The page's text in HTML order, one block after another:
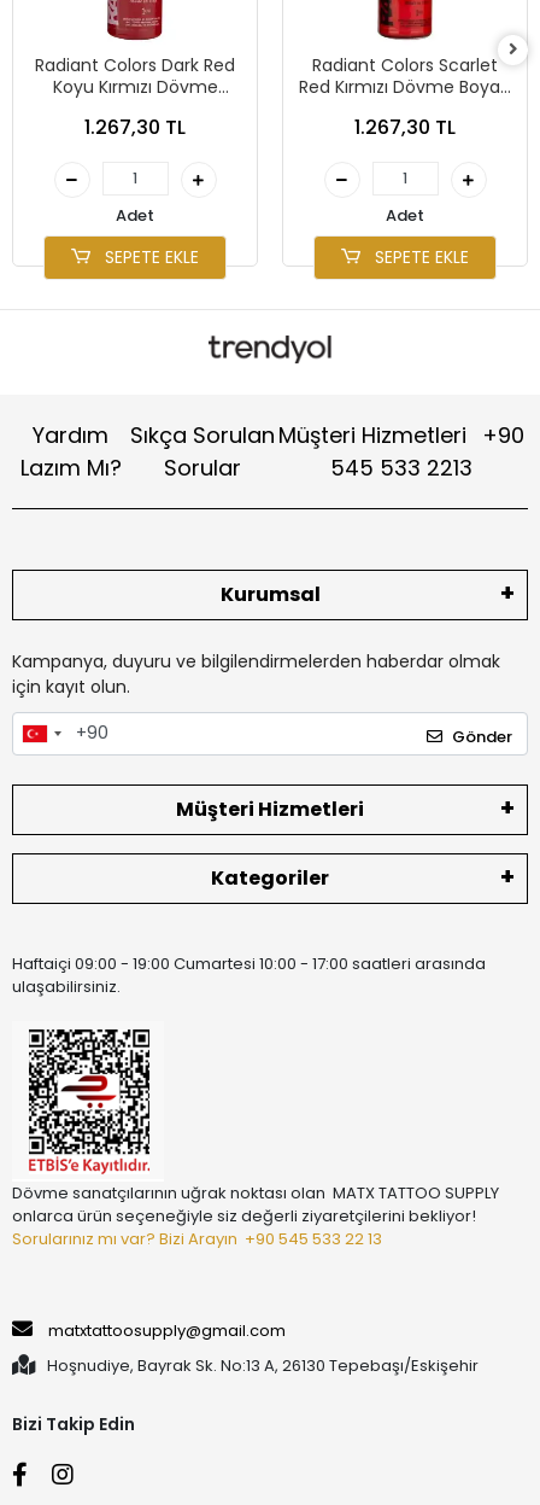
Radiant Colors Dark Red
Koyu Kırmızı Dövme
1.267,30 TL
Adet
SEPETE EKLE
Radiant Colors Scarlet
Red Kırmızı Dövme Boyası
1.267,30 TL
Adet
SEPETE EKLE
Yardım
Lazım Mı?
Sıkça Sorulan
Sorular
Müşteri Hizmetleri
+90
545 533 2213
Kurumsal
Kampanya, duyuru ve bilgilendirmelerden haberdar olmak
için kayıt olun.
Gönder
Müşteri Hizmetleri
Kategoriler
Haftaiçi 09:00 - 19:00 Cumartesi 10:00 - 17:00 saatleri arasında
ulaşabilirsiniz.
Dövme sanatçılarının uğrak noktası olan MATX TATTOO SUPPLY
onlarca ürün seçeneğiyle siz değerli ziyaretçilerini bekliyor!
Sorularınız mı var? Bizi Arayın +90 545 533 22 13
matxtattoosupply@gmail.com
Hoşnudiye, Bayrak Sk. No:13 A, 26130 Tepebaşı/Eskişehir
Bizi Takip Edin